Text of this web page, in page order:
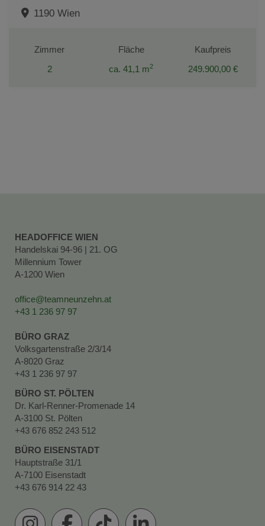
1190 Wien
Zimmer
2
Fläche
ca. 41,1 m2
Kaufpreis
249.900,00 €
HEADOFFICE WIEN
Handelskai 94-96 | 21. OG
Millennium Tower
A-1200 Wien
office@teamneunzehn.at
+43 1 236 97 97
BÜRO GRAZ
Volksgartenstraße 2/3/14
A-8020 Graz
+43 1 236 97 97
BÜRO ST. PÖLTEN
Dr. Karl-Renner-Promenade 14
A-3100 St. Pölten
+43 676 852 243 512
BÜRO EISENSTADT
Hauptstraße 31/1
A-7100 Eisenstadt
+43 676 914 22 43